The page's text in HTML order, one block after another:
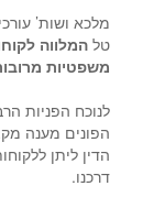
מלכא ושות’
טל המלווה
משפטיות
לנוכח הפניות
הפונים מענה
הדין ליתן
דרכנו.